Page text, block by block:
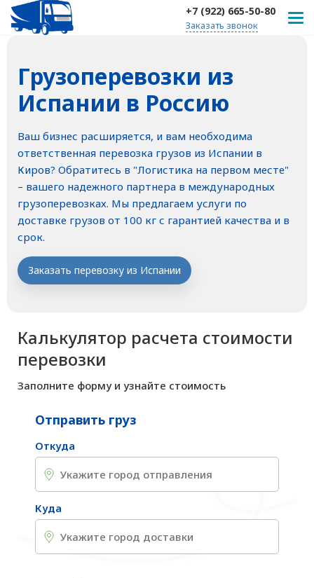
+7 (922) 665-50-80
Заказать звонок
Грузоперевозки из
Испании в Россию
Ваш бизнес расширяется, и вам необходима
ответственная перевозка грузов из Испании в
Киров? Обратитесь в "Логистика на первом месте"
– вашего надежного партнера в международных
грузоперевозках. Мы предлагаем услуги по
доставке грузов от 100 кг с гарантией качества и в
срок.
Заказать перевозку из Испании
Калькулятор расчета стоимости
перевозки
Заполните форму и узнайте стоимость
Отправить груз
Откуда
Куда